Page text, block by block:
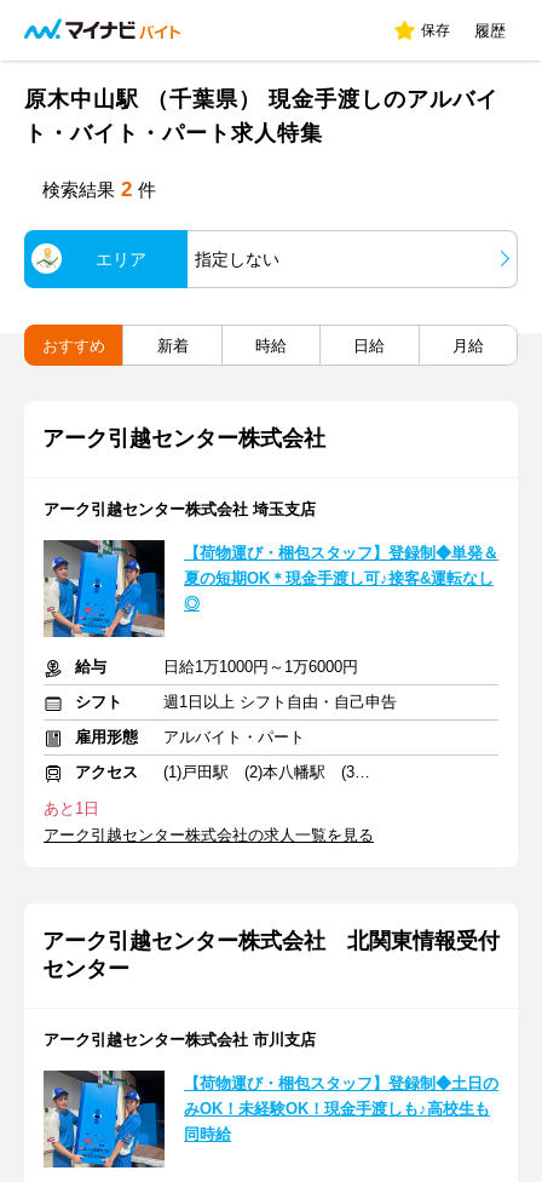
保存 履歴
原木中山駅 （千葉県） 現金手渡しのアルバイ
ト・バイト・パート求人特集
検索結果 2 件
エリア 指定しない
おすすめ 新着 時給 日給 月給
アーク引越センター株式会社
アーク引越センター株式会社 埼玉支店
【荷物運び・梱包スタッフ】登録制◆単発＆
夏の短期OK＊現金手渡し可♪接客&運転なし
◎
給与
日給1万1000円～1万6000円
シフト
週1日以上 シフト自由・自己申告
雇用形態
アルバイト・パート
アクセス
(1)戸田駅 (2)本八幡駅 (3)柏駅
あと1日
アーク引越センター株式会社の求人一覧を見る
アーク引越センター株式会社 北関東情報受付
センター
アーク引越センター株式会社 市川支店
【荷物運び・梱包スタッフ】登録制◆土日の
みOK！未経験OK！現金手渡しも♪高校生も
同時給